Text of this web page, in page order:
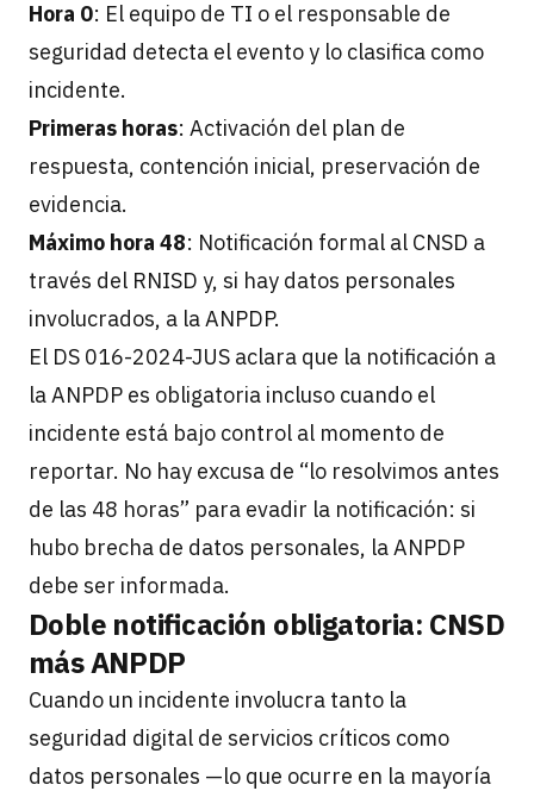
Hora 0: El equipo de TI o el responsable de
seguridad detecta el evento y lo clasifica como
incidente.
Primeras horas: Activación del plan de
respuesta, contención inicial, preservación de
evidencia.
Máximo hora 48: Notificación formal al CNSD a
través del RNISD y, si hay datos personales
involucrados, a la ANPDP.
El DS 016-2024-JUS aclara que la notificación a
la ANPDP es obligatoria incluso cuando el
incidente está bajo control al momento de
reportar. No hay excusa de “lo resolvimos antes
de las 48 horas” para evadir la notificación: si
hubo brecha de datos personales, la ANPDP
debe ser informada.
Doble notificación obligatoria: CNSD
más ANPDP
Cuando un incidente involucra tanto la
seguridad digital de servicios críticos como
datos personales —lo que ocurre en la mayoría